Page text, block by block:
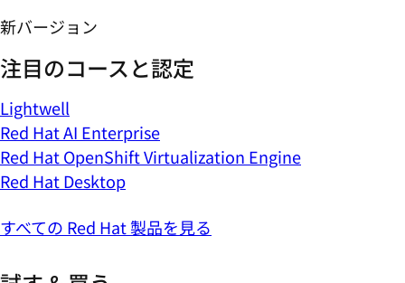
新バージョン
注目のコースと認定
Lightwell
Red Hat AI Enterprise
Red Hat OpenShift Virtualization Engine
Red Hat Desktop
すべての Red Hat 製品を見る